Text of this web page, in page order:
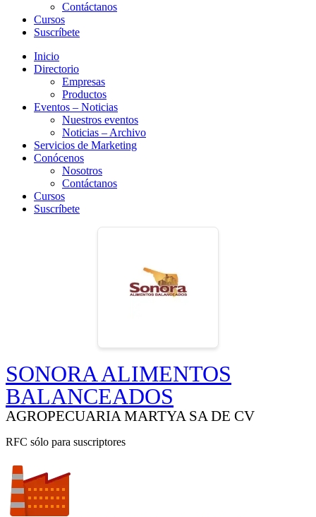
Contáctanos
Cursos
Suscríbete
Inicio
Directorio
Empresas
Productos
Eventos – Noticias
Nuestros eventos
Noticias – Archivo
Servicios de Marketing
Conócenos
Nosotros
Contáctanos
Cursos
Suscríbete
SONORA ALIMENTOS
BALANCEADOS
AGROPECUARIA MARTYA SA DE CV
RFC sólo para suscriptores